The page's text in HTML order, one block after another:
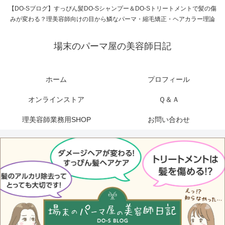
【DO-Sブログ】すっぴん髪DO-Sシャンプー＆DO-Sトリートメントで髪の傷
みが変わる？理美容師向けの目から鱗なパーマ・縮毛矯正・ヘアカラー理論
場末のパーマ屋の美容師日記
ホーム プロフィール
オンラインストア Ｑ＆Ａ
理美容師業務用SHOP お問い合わせ